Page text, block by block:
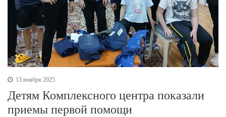
13 ноября 2025
Детям Комплексного центра показали
приемы первой помощи